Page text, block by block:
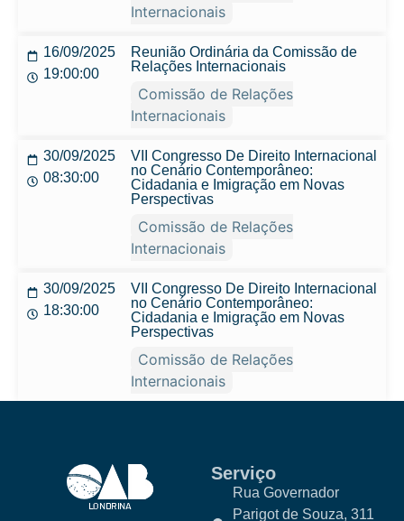
Internacionais
16/09/2025
19:00:00
Reunião Ordinária da Comissão de
Relações Internacionais
Comissão de Relações
Internacionais
30/09/2025
08:30:00
VII Congresso De Direito Internacional
no Cenário Contemporâneo:
Cidadania e Imigração em Novas
Perspectivas
Comissão de Relações
Internacionais
30/09/2025
18:30:00
VII Congresso De Direito Internacional
no Cenário Contemporâneo:
Cidadania e Imigração em Novas
Perspectivas
Comissão de Relações
Internacionais
Serviço
Rua Governador
Parigot de Souza, 311